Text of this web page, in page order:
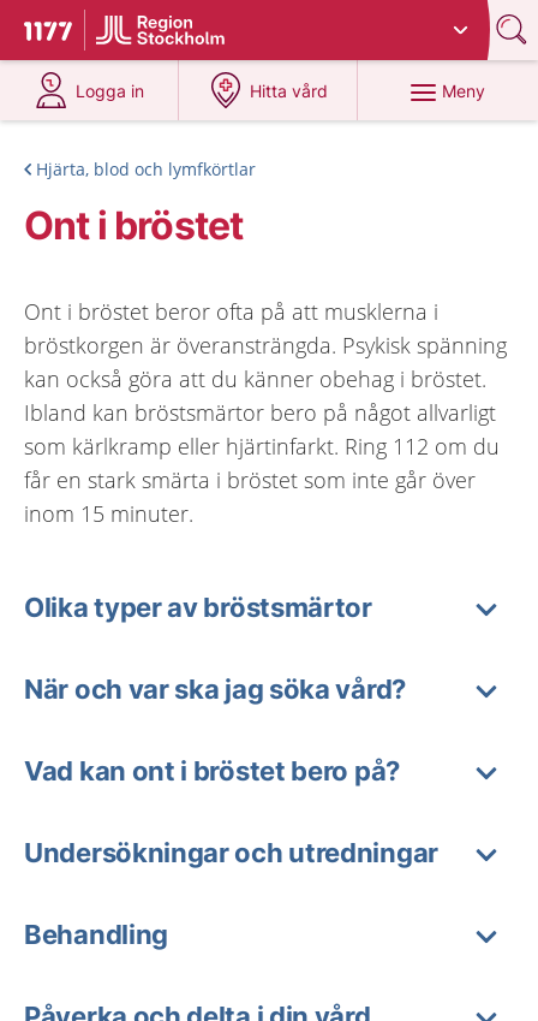
Till startsidan för 1177
Du har valt region
Logga in
på 1177.se
Hitta vård
på 1177.se
Meny
Hjärta, blod och lymfkörtlar
Ont i bröstet
Ont i bröstet beror ofta på att musklerna i
bröstkorgen är överansträngda. Psykisk spänning
kan också göra att du känner obehag i bröstet.
Ibland kan bröstsmärtor bero på något allvarligt
som kärlkramp eller hjärtinfarkt. Ring 112 om du
får en stark smärta i bröstet som inte går över
inom 15 minuter.
Olika typer av bröstsmärtor
När och var ska jag söka vård?
Vad kan ont i bröstet bero på?
Undersökningar och utredningar
Behandling